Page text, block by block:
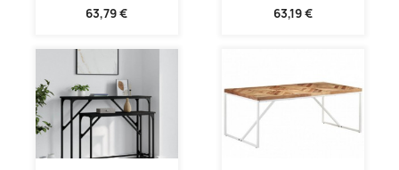
63,79 € 63,19 €